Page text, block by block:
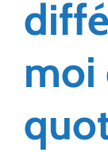
moi